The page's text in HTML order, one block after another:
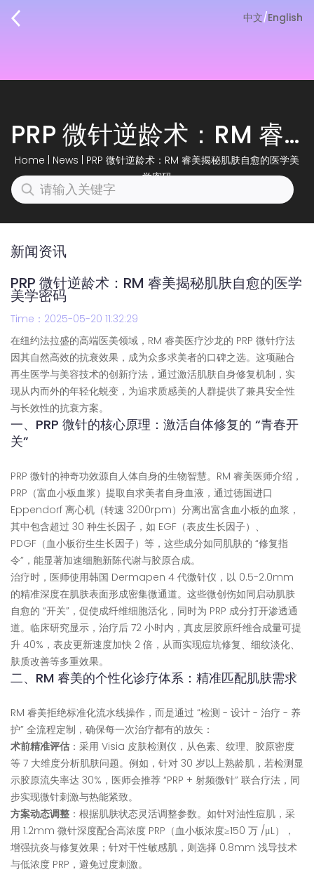
中文/English
PRP 微针逆龄术：RM 睿美揭秘肌肤自愈的医学美学密码
Home News
PRP 微针逆龄术：RM 睿美揭秘肌肤自愈的医学美
学密码
新闻资讯
PRP 微针逆龄术：RM 睿美揭秘肌肤自愈的医学
美学密码
Time：2025-05-20 11:32:29
在纽约法拉盛的高端医美领域，RM 睿美医疗沙龙的 PRP 微针疗法
因其自然高效的抗衰效果，成为众多求美者的口碑之选。这项融合
再生医学与美容技术的创新疗法，通过激活肌肤自身修复机制，实
现从内而外的年轻化蜕变，为追求质感美的人群提供了兼具安全性
与长效性的抗衰方案。
一、PRP 微针的核心原理：激活自体修复的 “青春开
关”
PRP 微针的神奇功效源自人体自身的生物智慧。RM 睿美医师介绍，
PRP（富血小板血浆）提取自求美者自身血液，通过德国进口
Eppendorf 离心机（转速 3200rpm）分离出富含血小板的血浆，
其中包含超过 30 种生长因子，如 EGF（表皮生长因子）、
PDGF（血小板衍生生长因子）等，这些成分如同肌肤的 “修复指
令”，能显著加速细胞新陈代谢与胶原合成。
治疗时，医师使用韩国 Dermapen 4 代微针仪，以 0.5-2.0mm
的精准深度在肌肤表面形成密集微通道。这些微创伤如同启动肌肤
自愈的 “开关”，促使成纤维细胞活化，同时为 PRP 成分打开渗透通
道。临床研究显示，治疗后 72 小时内，真皮层胶原纤维合成量可提
升 40%，表皮更新速度加快 2 倍，从而实现痘坑修复、细纹淡化、
肤质改善等多重效果。
二、RM 睿美的个性化诊疗体系：精准匹配肌肤需求
RM 睿美拒绝标准化流水线操作，而是通过 “检测 - 设计 - 治疗 - 养
护” 全流程定制，确保每一次治疗都有的放矢：
术前精准评估 ：采用 Visia 皮肤检测仪，从色素、纹理、胶原密度
等 7 大维度分析肌肤问题。例如，针对 30 岁以上熟龄肌，若检测显
示胶原流失率达 30%，医师会推荐 “PRP + 射频微针” 联合疗法，同
步实现微针刺激与热能紧致。
方案动态调整 ：根据肌肤状态灵活调整参数。如针对油性痘肌，采
用 1.2mm 微针深度配合高浓度 PRP（血小板浓度≥150 万 /μL），
增强抗炎与修复效果；针对干性敏感肌，则选择 0.8mm 浅导技术
与低浓度 PRP，避免过度刺激。